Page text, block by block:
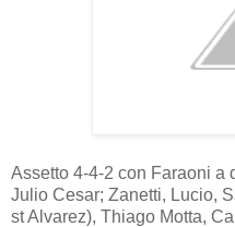
Assetto 4-4-2 con Faraoni a
Julio Cesar; Zanetti, Lucio,
st Alvarez), Thiago Motta,